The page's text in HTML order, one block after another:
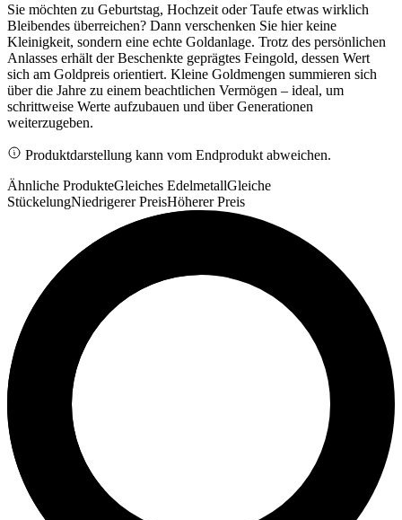
Sie möchten zu Geburtstag, Hochzeit oder Taufe etwas wirklich
Bleibendes überreichen? Dann verschenken Sie hier keine
Kleinigkeit, sondern eine echte Goldanlage. Trotz des persönlichen
Anlasses erhält der Beschenkte geprägtes Feingold, dessen Wert
sich am Goldpreis orientiert. Kleine Goldmengen summieren sich
über die Jahre zu einem beachtlichen Vermögen – ideal, um
schrittweise Werte aufzubauen und über Generationen
weiterzugeben.
Produktdarstellung kann vom Endprodukt abweichen.
Ähnliche ProdukteGleiches EdelmetallGleiche
StückelungNiedrigerer PreisHöherer Preis